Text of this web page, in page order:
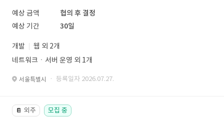
예상 금액
협의 후 결정
예상 기간
30일
개발
웹 외 2개
네트워크ㆍ서버 운영 외 1개
서울특별시 · 등록일자 2026.07.27.
📔 외주 모집 중